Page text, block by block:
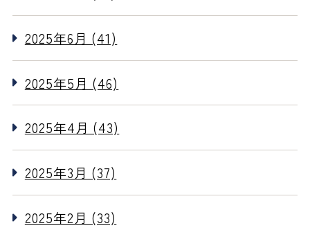
2025年6月 (41)
2025年5月 (46)
2025年4月 (43)
2025年3月 (37)
2025年2月 (33)